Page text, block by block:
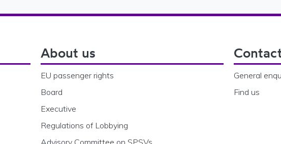
About us
EU passenger rights
Board
Executive
Regulations of Lobbying
Advisory Committee on SPSVs
General
Find us